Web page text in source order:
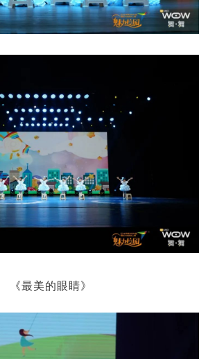
《最美的眼睛》